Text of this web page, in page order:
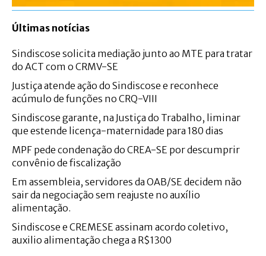
Últimas notícias
Sindiscose solicita mediação junto ao MTE para tratar
do ACT com o CRMV-SE
Justiça atende ação do Sindiscose e reconhece
acúmulo de funções no CRQ-VIII
Sindiscose garante, na Justiça do Trabalho, liminar
que estende licença-maternidade para 180 dias
MPF pede condenação do CREA-SE por descumprir
convênio de fiscalização
Em assembleia, servidores da OAB/SE decidem não
sair da negociação sem reajuste no auxílio
alimentação.
Sindiscose e CREMESE assinam acordo coletivo,
auxilio alimentação chega a R$1300